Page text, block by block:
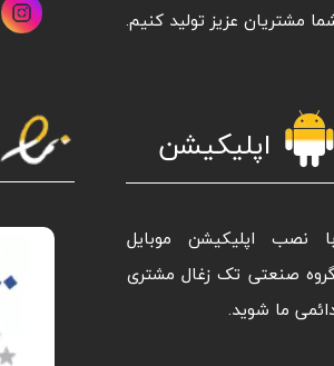
مشتریان عزیز تولید کنیم.
اپلیکیشن
نصب اپلیکیشن موبایل
صنعتی تک زغال مشتری
ما شوید.